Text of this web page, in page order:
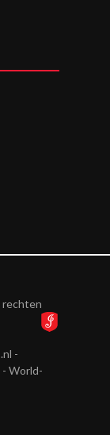
rechten
-
- World-